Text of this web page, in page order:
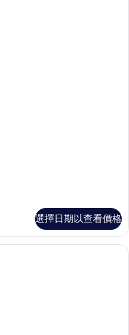
選擇日期以查看價格